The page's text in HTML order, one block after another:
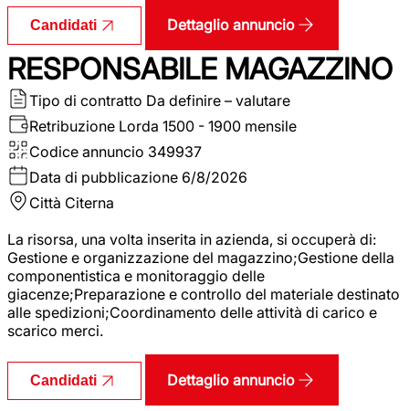
Candidati Dettaglio annuncio
RESPONSABILE MAGAZZINO
Tipo di contratto Da definire – valutare
Retribuzione Lorda 1500 - 1900 mensile
Codice annuncio 349937
Data di pubblicazione 6/8/2026
Città Citerna
La risorsa, una volta inserita in azienda, si occuperà di:
Gestione e organizzazione del magazzino;Gestione della
componentistica e monitoraggio delle
giacenze;Preparazione e controllo del materiale destinato
alle spedizioni;Coordinamento delle attività di carico e
scarico merci.
Candidati Dettaglio annuncio